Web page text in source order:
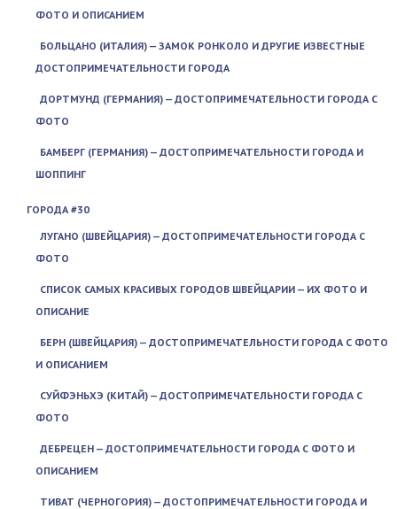
ФОТО И ОПИСАНИЕМ
БОЛЬЦАНО (ИТАЛИЯ) — ЗАМОК РОНКОЛО И ДРУГИЕ ИЗВЕСТНЫЕ
ДОСТОПРИМЕЧАТЕЛЬНОСТИ ГОРОДА
ДОРТМУНД (ГЕРМАНИЯ) — ДОСТОПРИМЕЧАТЕЛЬНОСТИ ГОРОДА С
ФОТО
БАМБЕРГ (ГЕРМАНИЯ) — ДОСТОПРИМЕЧАТЕЛЬНОСТИ ГОРОДА И
ШОППИНГ
ГОРОДА #30
ЛУГАНО (ШВЕЙЦАРИЯ) — ДОСТОПРИМЕЧАТЕЛЬНОСТИ ГОРОДА С
ФОТО
СПИСОК САМЫХ КРАСИВЫХ ГОРОДОВ ШВЕЙЦАРИИ — ИХ ФОТО И
ОПИСАНИЕ
БЕРН (ШВЕЙЦАРИЯ) — ДОСТОПРИМЕЧАТЕЛЬНОСТИ ГОРОДА С ФОТО
И ОПИСАНИЕМ
СУЙФЭНЬХЭ (КИТАЙ) — ДОСТОПРИМЕЧАТЕЛЬНОСТИ ГОРОДА С
ФОТО
ДЕБРЕЦЕН — ДОСТОПРИМЕЧАТЕЛЬНОСТИ ГОРОДА С ФОТО И
ОПИСАНИЕМ
ТИВАТ (ЧЕРНОГОРИЯ) — ДОСТОПРИМЕЧАТЕЛЬНОСТИ ГОРОДА И